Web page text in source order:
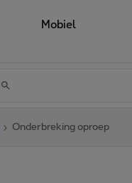
Mobiel
Onderbreking oproep